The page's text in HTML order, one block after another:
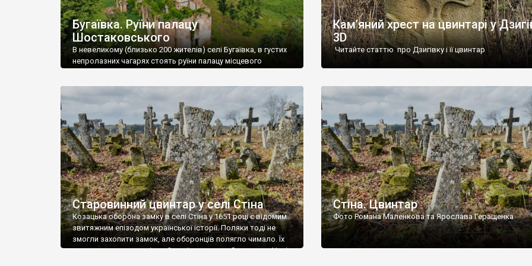
Бугаївка. Руїни палацу
Шостаковського
В невеликому (близько 200 жителів) селі Бугаївка, в густих
непролазних чагарях стоять руїни палацу місцевого
потім клуб, ще пізніше – гуртожиток. У 60-х роках минулого
століття тут розмістили туберкульозну лікарню. Коли із
палацу виїхала лікарня – ми точно не […]
Кам’яний хрест на цвинтарі у
3D
Читайте статтю про Дзигівку і її цвинтар
Старовинний цвинтар у селі Стіна
Козацька оборона замку в селі Стіна у 1651 році є відомим
звитяжним епізодом української історії. Поляки тоді не
змогли захопити замок, але оборонців полягло чимало. Їх
поховали на цвинтарі, який тоді називався Замковим. Нині
Стіна. Цвинтар
Фото Романа Маленкова та Ярослава Геращенка